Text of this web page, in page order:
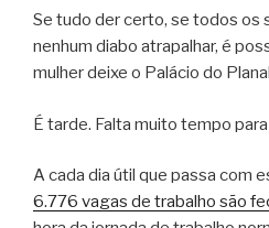
Se tudo der certo, se todos os
nenhum diabo atrapalhar, é
mulher deixe o Palácio do
É tarde. Falta muito tempo
A cada dia útil que passa com
6.776 vagas de trabalho são